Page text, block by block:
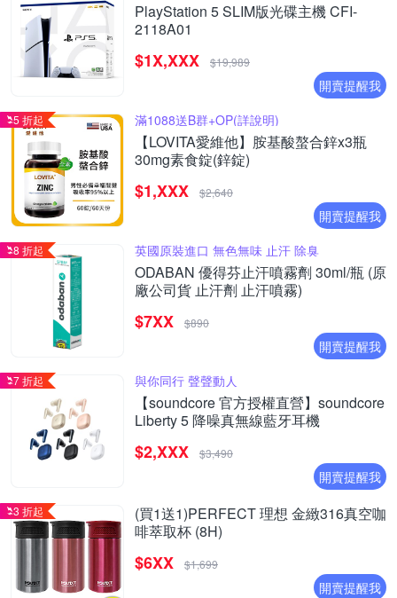
PlayStation 5 SLIM版光碟主機 CFI-
2118A01
$1X,XXX $19,989
開賣提醒我
5 折起 滿1088送B群+OP(詳說明)
【LOVITA愛維他】胺基酸螯合鋅x3瓶
30mg素食錠(鋅錠)
$1,XXX $2,640
開賣提醒我
8 折起 英國原裝進口 無色無味 止汗 除臭
ODABAN 優得芬止汗噴霧劑 30ml/瓶 (原
廠公司貨 止汗劑 止汗噴霧)
$7XX $890
開賣提醒我
7 折起 與你同行 聲聲動人
【soundcore 官方授權直營】soundcore
Liberty 5 降噪真無線藍牙耳機
$2,XXX $3,490
開賣提醒我
3 折起
(買1送1)PERFECT 理想 金緻316真空咖
啡萃取杯 (8H)
$6XX $1,699
開賣提醒我